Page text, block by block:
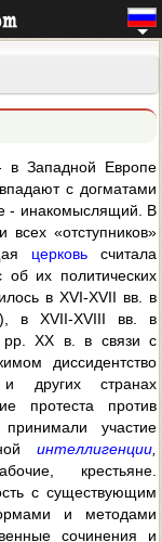
в Западной Европе
с догматами
- инакомыслящий. В
всех «отступников»
церковьсчитала
об их политических
в XVI-XVII вв. в
в XVII-XVIII вв. в
XX в. в связи с
диссидентство
странах
протеста против
участие
интеллигенции
крестьяне.
с существующим
и методами
сочинения и